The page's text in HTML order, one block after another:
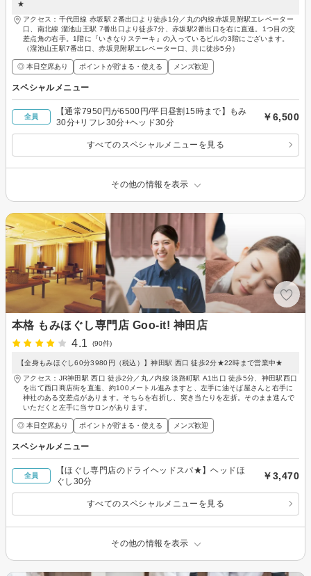
★
アクセス：千代田線 赤坂駅 2番出口より徒歩1分／丸の内線赤坂見附駅エレベーター
口、南北線 溜池山王駅 7番出口より徒歩7分、赤坂駅2番出口を右に直進。1つ目の交
差点角の右手。1階に『いきなりステーキ』の入っているビルの3階にございます。
（溜池山王駅7番出口、赤坂見附駅エレベーター口、共に徒歩5分）
◎ 本日空席あり ポイントが貯まる・使える メンズ歓迎
スペシャルメニュー
全員
【通常7950円が6500円/平日昼割15時まで】もみ
30分+リフレ30分+ヘッド30分
￥6,500
すべてのスペシャルメニューを見る
その他の情報を表示
本格 もみほぐし専門店 Goo-it! 神田店
4.1
(90件)
【全身もみほぐし60分3980円（税込）】神田駅 西口 徒歩2分★22時まで営業中★
アクセス：JR神田駅 西口 徒歩2分／丸ノ内線 淡路町駅 A1出口 徒歩5分、神田駅西口
を出て西口商店街を直進、約100メートル進みますと、左手に油そば屋さんと右手に
神社のある交差点があります。そちらを右折し、突き当たりを左折。そのまま進んで
いただくと左手に当サロンがあります。
◎ 本日空席あり ポイントが貯まる・使える メンズ歓迎
スペシャルメニュー
全員
【ほぐし専門店のドライヘッドスパ★】ヘッドほ
ぐし30分
￥3,470
すべてのスペシャルメニューを見る
その他の情報を表示